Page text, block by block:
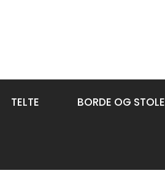
TELTE BORDE OG STOLE